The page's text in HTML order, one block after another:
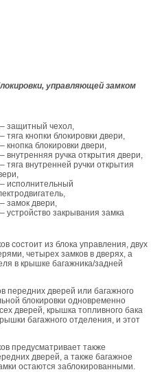
управляющей замком
защитный чехол,
тяга кнопки блокировки двери,
кнопка блокировки двери,
внутренняя ручка открытия двери,
тяга внутренней ручки открытия
исполнительный
замок двери,
устройство закрывания замка
состоит из блока управления, двух
четырех замков в дверях, а
в крышке багажника/задней
передних дверей или багажного
блокировки одновременно
дверей, крышка топливного бака
багажного отделения, и этот
предусматривает также
дверей, а также багажное
остаются заблокированными.